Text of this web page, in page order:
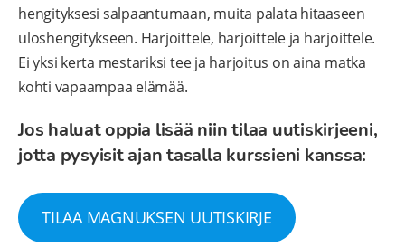
hengityksesi salpaantumaan, muita palata hitaaseen
uloshengitykseen. Harjoittele, harjoittele ja harjoittele.
Ei yksi kerta mestariksi tee ja harjoitus on aina matka
kohti vapaampaa elämää.
Jos haluat oppia lisää niin tilaa uutiskirjeeni,
jotta pysyisit ajan tasalla kurssieni kanssa:
TILAA MAGNUKSEN UUTISKIRJE